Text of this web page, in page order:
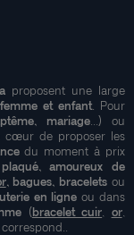
proposent une large
et enfant. Pour
mariage...) ou
cœur de proposer les
du moment à prix
plaqué, amoureux de
, bagues, braceletsou
en ligne ou dans
(bracelet cuir or,